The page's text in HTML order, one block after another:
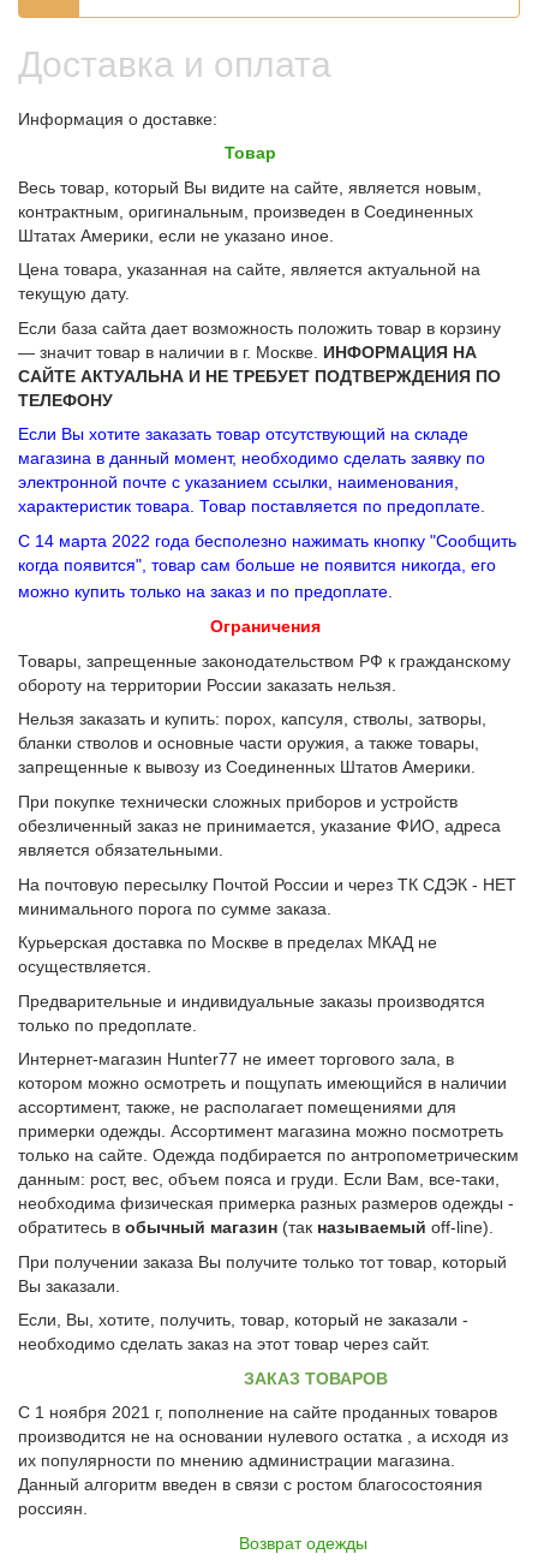
Доставка и оплата
Информация о доставке:
Товар
Весь товар, который Вы видите на сайте, является новым,
контрактным, оригинальным, произведен в Соединенных
Штатах Америки, если не указано иное.
Цена товара, указанная на сайте, является актуальной на
текущую дату.
Если база сайта дает возможность положить товар в корзину
— значит товар в наличии в г. Москве. ИНФОРМАЦИЯ НА
САЙТЕ АКТУАЛЬНА И НЕ ТРЕБУЕТ ПОДТВЕРЖДЕНИЯ ПО
ТЕЛЕФОНУ
Если Вы хотите заказать товар отсутствующий на складе
магазина в данный момент, необходимо сделать заявку по
электронной почте с указанием ссылки, наименования,
характеристик товара. Товар поставляется по предоплате.
С 14 марта 2022 года бесполезно нажимать кнопку "Сообщить
когда появится", товар сам больше не появится никогда, его
можно купить только на заказ и по предоплате.
Ограничения
Товары, запрещенные законодательством РФ к гражданскому
обороту на территории России заказать нельзя.
Нельзя заказать и купить: порох, капсуля, стволы, затворы,
бланки стволов и основные части оружия, а также товары,
запрещенные к вывозу из Соединенных Штатов Америки.
При покупке технически сложных приборов и устройств
обезличенный заказ не принимается, указание ФИО, адреса
является обязательными.
На почтовую пересылку Почтой России и через ТК СДЭК - НЕТ
минимального порога по сумме заказа.
Курьерская доставка по Москве в пределах МКАД не
осуществляется.
Предварительные и индивидуальные заказы производятся
только по предоплате.
Интернет-магазин Hunter77 не имеет торгового зала, в
котором можно осмотреть и пощупать имеющийся в наличии
ассортимент, также, не располагает помещениями для
примерки одежды. Ассортимент магазина можно посмотреть
только на сайте. Одежда подбирается по антропометрическим
данным: рост, вес, объем пояса и груди. Если Вам, все-таки,
необходима физическая примерка разных размеров одежды -
обратитесь в обычный магазин (так называемый off-line).
При получении заказа Вы получите только тот товар, который
Вы заказали.
Если, Вы, хотите, получить, товар, который не заказали -
необходимо сделать заказ на этот товар через сайт.
ЗАКАЗ ТОВАРОВ
С 1 ноября 2021 г, пополнение на сайте проданных товаров
производится не на основании нулевого остатка , а исходя из
их популярности по мнению администрации магазина.
Данный алгоритм введен в связи с ростом благосостояния
россиян.
Возврат одежды